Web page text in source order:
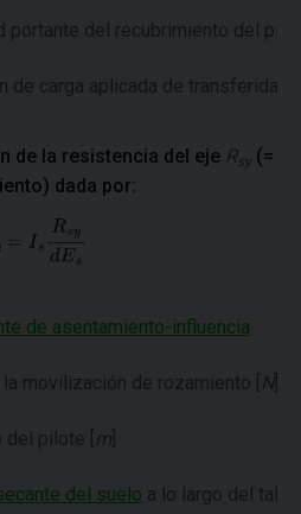
portante del recubrimiento del
de carga aplicada de transferida
de la resistencia del eje Rsy (=
dada por:
de asentamiento-influencia
la movilización de rozamiento [ N]
pilote [ m
del suelo a lo largo del